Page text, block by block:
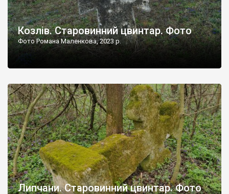
Козлів. Старовинний цвинтар. Фото
Фото Романа Маленкова, 2023 р.
Липчани. Старовинний цвинтар. Фото